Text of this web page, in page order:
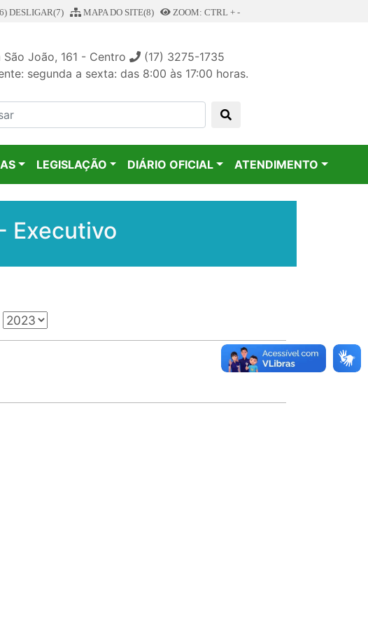
DESLIGAR(7) MAPA DO SITE(8) ZOOM: CTRL + -
São João, 161 - Centro
(17) 3275-1735
segunda a sexta: das 8:00 às 17:00 horas.
LEGISLAÇÃO DIÁRIO OFICIAL ATENDIMENTO
Executivo